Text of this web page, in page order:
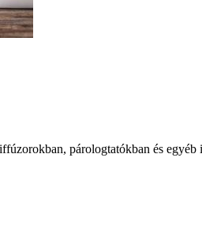
párologtatókban és